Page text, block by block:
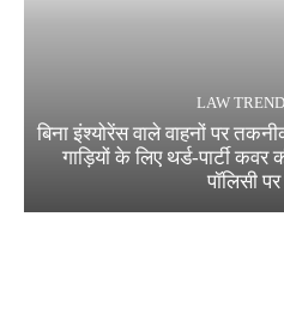
LAW
बिना इंश्योरेंस वाले वाहनों पर
गाड़ियों के लिए थर्ड-पार्टी कवर
पॉलिसी पर